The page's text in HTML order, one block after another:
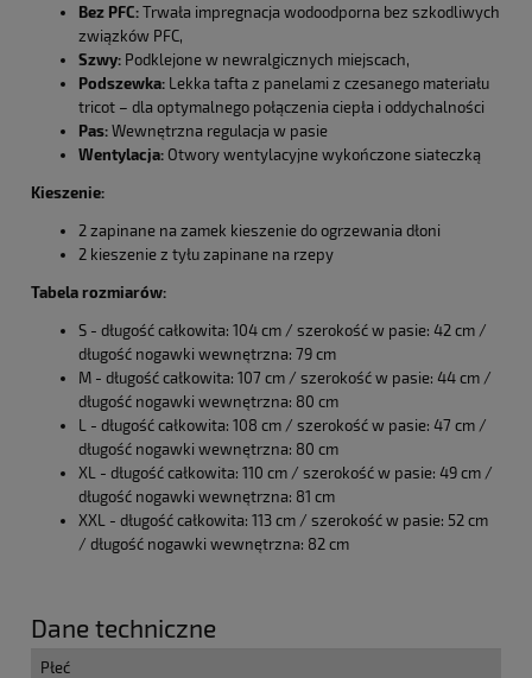
Bez PFC: Trwała impregnacja wodoodporna bez szkodliwych
związków PFC,
Szwy: Podklejone w newralgicznych miejscach,
Podszewka: Lekka tafta z panelami z czesanego materiału
tricot – dla optymalnego połączenia ciepła i oddychalności
Pas: Wewnętrzna regulacja w pasie
Wentylacja: Otwory wentylacyjne wykończone siateczką
Kieszenie:
2 zapinane na zamek kieszenie do ogrzewania dłoni
2 kieszenie z tyłu zapinane na rzepy
Tabela rozmiarów:
S - długość całkowita: 104 cm / szerokość w pasie: 42 cm /
długość nogawki wewnętrzna: 79 cm
M - długość całkowita: 107 cm / szerokość w pasie: 44 cm /
długość nogawki wewnętrzna: 80 cm
L - długość całkowita: 108 cm / szerokość w pasie: 47 cm /
długość nogawki wewnętrzna: 80 cm
XL - długość całkowita: 110 cm / szerokość w pasie: 49 cm /
długość nogawki wewnętrzna: 81 cm
XXL - długość całkowita: 113 cm / szerokość w pasie: 52 cm
/ długość nogawki wewnętrzna: 82 cm
Dane techniczne
Płeć